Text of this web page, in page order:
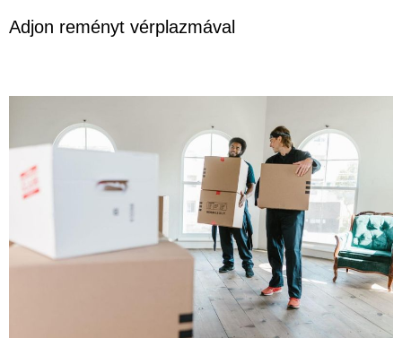
Adjon reményt vérplazmával